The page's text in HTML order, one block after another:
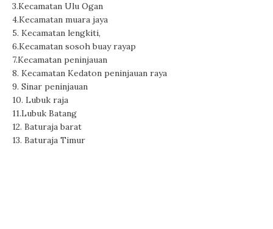
3.Kecamatan Ulu Ogan
4.Kecamatan muara jaya
5. Kecamatan lengkiti,
6.Kecamatan sosoh buay rayap
7.Kecamatan peninjauan
8. Kecamatan Kedaton peninjauan raya
9. Sinar peninjauan
10. Lubuk raja
11.Lubuk Batang
12. Baturaja barat
13. Baturaja Timur